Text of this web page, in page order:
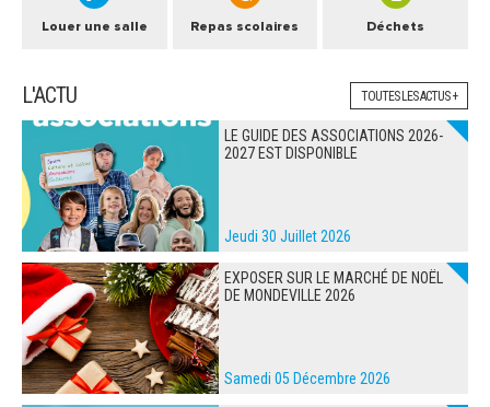
Louer une salle Repas scolaires Déchets
L'ACTU TOUTES LES ACTUS +
LE GUIDE DES ASSOCIATIONS 2026-
2027 EST DISPONIBLE
Jeudi 30 Juillet 2026
EXPOSER SUR LE MARCHÉ DE NOËL
DE MONDEVILLE 2026
Samedi 05 Décembre 2026